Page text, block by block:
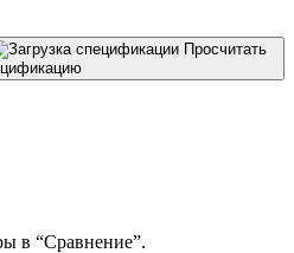
Просчитать
в “Сравнение”.